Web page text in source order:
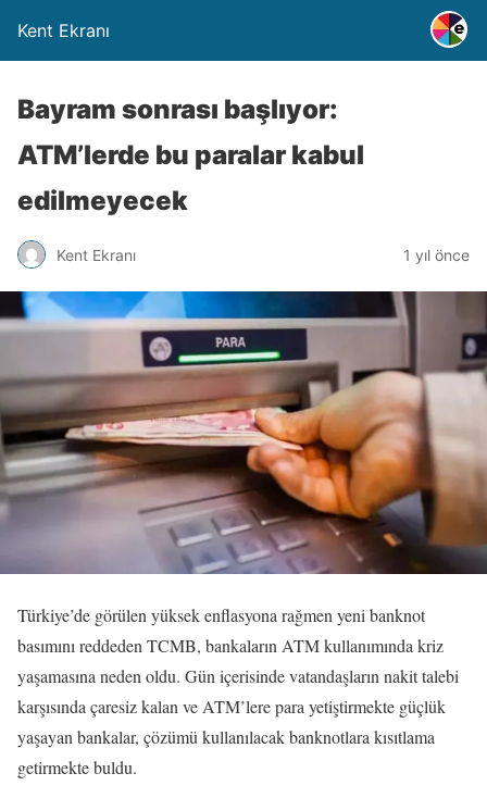
Kent Ekranı
Bayram sonrası başlıyor:
ATM’lerde bu paralar kabul
edilmeyecek
Kent Ekranı 1 yıl önce
Türkiye’de görülen yüksek enflasyona rağmen yeni banknot
basımını reddeden TCMB, bankaların ATM kullanımında kriz
yaşamasına neden oldu. Gün içerisinde vatandaşların nakit talebi
karşısında çaresiz kalan ve ATM’lere para yetiştirmekte güçlük
yaşayan bankalar, çözümü kullanılacak banknotlara kısıtlama
getirmekte buldu.